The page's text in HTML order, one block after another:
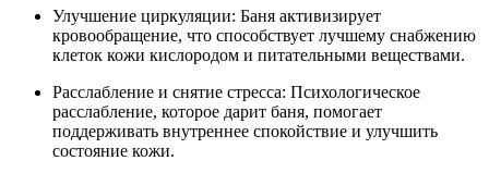
Улучшение циркуляции: Баня активизирует
кровообращение, что способствует лучшему снабжению
клеток кожи кислородом и питательными веществами.
Расслабление и снятие стресса: Психологическое
расслабление, которое дарит баня, помогает
поддерживать внутреннее спокойствие и улучшить
состояние кожи.